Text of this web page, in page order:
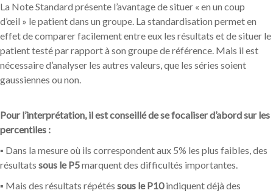
La Note Standard présente l’avantage de situer « en un coup
d’œil » le patient dans un groupe. La standardisation permet en
effet de comparer facilement entre eux les résultats et de situer le
patient testé par rapport à son groupe de référence. Mais il est
nécessaire d’analyser les autres valeurs, que les séries soient
gaussiennes ou non.
Pour l’interprétation, il est conseillé de se focaliser d’abord sur les
percentiles :
▪ Dans la mesure où ils correspondent aux 5% les plus faibles, des
résultats sous le P5marquent des difficultés importantes.
▪ Mais des résultats répétés sous le P10indiquent déjà des